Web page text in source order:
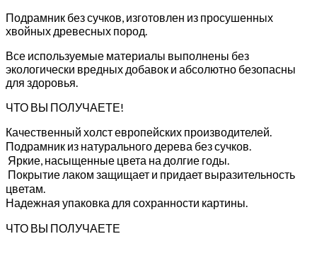
Подрамник без сучков, изготовлен из просушенных
хвойных древесных пород.
Все используемые материалы выполнены без
экологически вредных добавок и абсолютно безопасны
для здоровья.
ЧТО ВЫ ПОЛУЧАЕТЕ!
Качественный холст европейских производителей.
Подрамник из натурального дерева без сучков.
Яркие, насыщенные цвета на долгие годы.
Покрытие лаком защищает и придает выразительность
цветам.
Надежная упаковка для сохранности картины.
ЧТО ВЫ ПОЛУЧАЕТЕ